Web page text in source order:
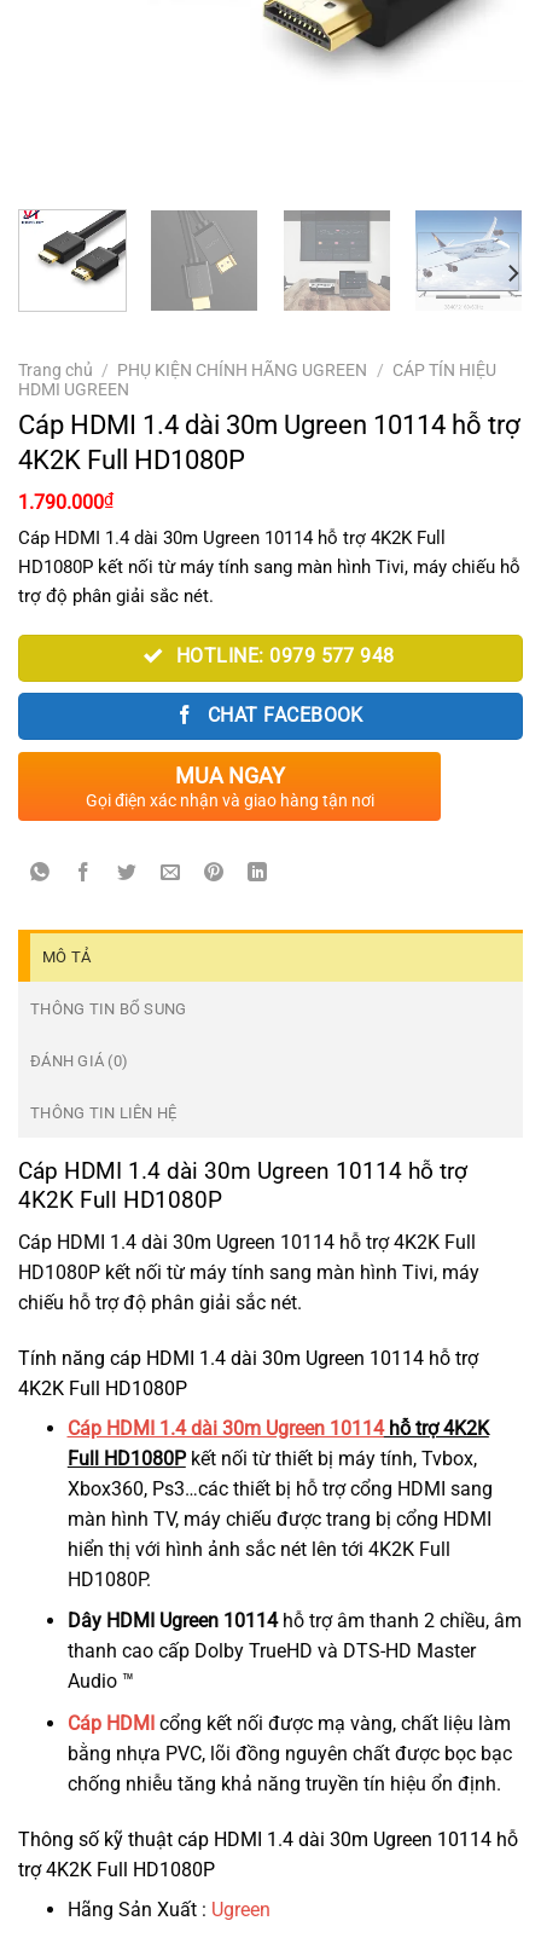
Trang chủ / PHỤ KIỆN CHÍNH HÃNG UGREEN / CÁP TÍN HIỆU
HDMI UGREEN
Cáp HDMI 1.4 dài 30m Ugreen 10114 hỗ trợ
4K2K Full HD1080P
Giá
là:
1.850.000₫.
1.790.000₫Giá
tại
là:
1.790.000₫.
Cáp HDMI 1.4 dài 30m Ugreen 10114 hỗ trợ 4K2K Full
HD1080P kết nối từ máy tính sang màn hình Tivi, máy chiếu hỗ
trợ độ phân giải sắc nét.
HOTLINE: 0979 577 948
CHAT FACEBOOK
MUA NGAY
Gọi điện xác nhận và giao hàng tận nơi
MÔ TẢ
THÔNG TIN BỔ SUNG
ĐÁNH GIÁ (0)
THÔNG TIN LIÊN HỆ
Cáp HDMI 1.4 dài 30m Ugreen 10114 hỗ trợ
4K2K Full HD1080P
Cáp HDMI 1.4 dài 30m Ugreen 10114 hỗ trợ 4K2K Full
HD1080P kết nối từ máy tính sang màn hình Tivi, máy
chiếu hỗ trợ độ phân giải sắc nét.
Tính năng cáp HDMI 1.4 dài 30m Ugreen 10114 hỗ trợ
4K2K Full HD1080P
Cáp HDMI 1.4 dài 30m Ugreen 10114hỗ trợ 4K2K
Full HD1080Pkết nối từ thiết bị máy tính, Tvbox,
Xbox360, Ps3…các thiết bị hỗ trợ cổng HDMI sang
màn hình TV, máy chiếu được trang bị cổng HDMI
hiển thị với hình ảnh sắc nét lên tới 4K2K Full
HD1080P.
Dây HDMI Ugreen 10114hỗ trợ âm thanh 2 chiều, âm
thanh cao cấp Dolby TrueHD và DTS-HD Master
Audio ™
Cáp HDMIcổng kết nối được mạ vàng, chất liệu làm
bằng nhựa PVC, lõi đồng nguyên chất được bọc bạc
chống nhiễu tăng khả năng truyền tín hiệu ổn định.
Thông số kỹ thuật cáp HDMI 1.4 dài 30m Ugreen 10114 hỗ
trợ 4K2K Full HD1080P
Hãng Sản Xuất : Ugreen